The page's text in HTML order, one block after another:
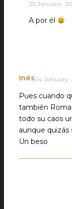
25 January,
A por él
Inés24 January,
Pues cuando
también
todo su caos
aunque quizás
Un beso